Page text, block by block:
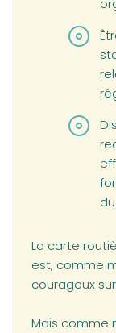
La carte
est, comme
courageux
Mais comme